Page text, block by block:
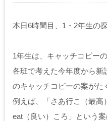
本日6時間目、1・2年生の
1年生は、キャッチコピー
各班で考えた今年度から新
のキャッチコピーの案がた
例えば、「さあ行こ（最高
eat（良い）ころ」という